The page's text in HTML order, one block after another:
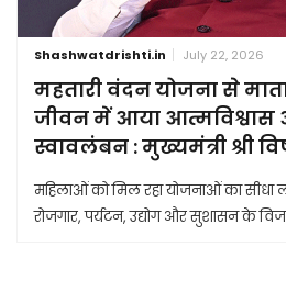
Shashwatdrishti.in July 22, 2026
महतारी वंदन योजना से
जीवन में आया आत्मविश्वास
स्वावलंबन : मुख्यमंत्री श्री
महिलाओं को मिल रहा योजनाओं का सीधा
रोजगार, पर्यटन, उद्योग और सुशासन के